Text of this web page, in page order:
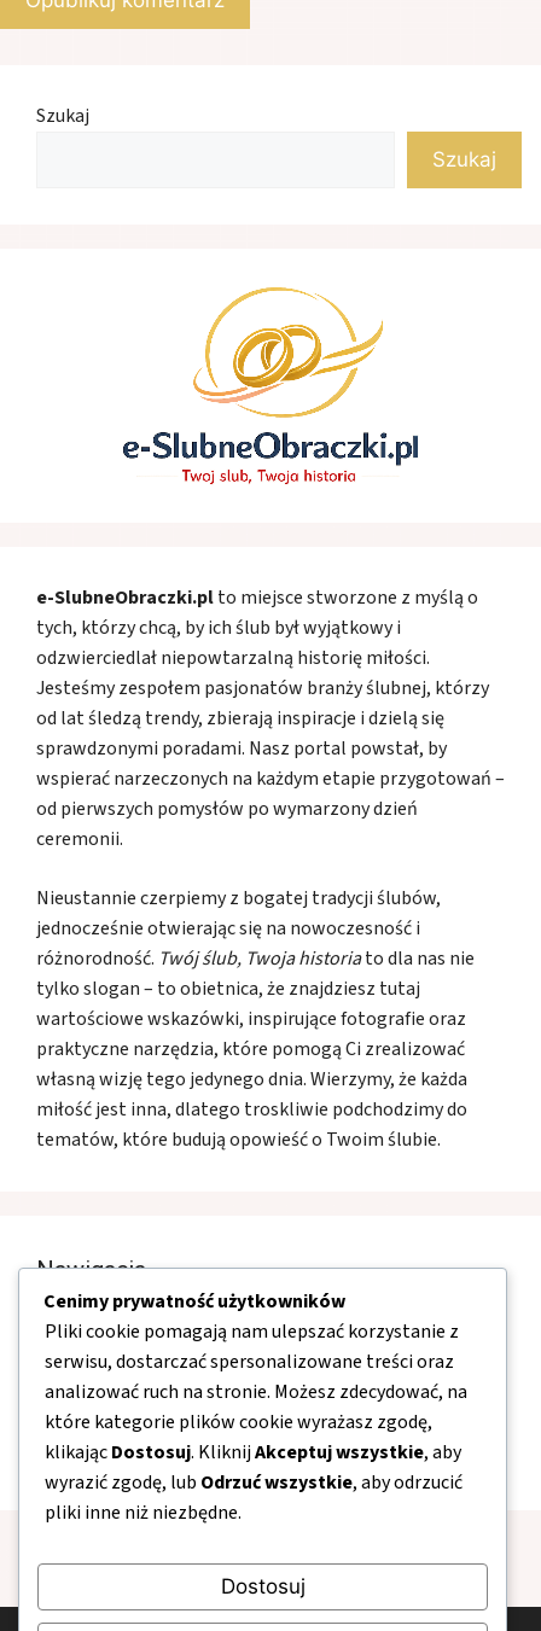
Szukaj
Szukaj
e-SlubneObraczki.plto miejsce stworzone z myślą o
tych, którzy chcą, by ich ślub był wyjątkowy i
odzwierciedlał niepowtarzalną historię miłości.
Jesteśmy zespołem pasjonatów branży ślubnej, którzy
od lat śledzą trendy, zbierają inspiracje i dzielą się
sprawdzonymi poradami. Nasz portal powstał, by
wspierać narzeczonych na każdym etapie przygotowań –
od pierwszych pomysłów po wymarzony dzień
ceremonii.
Nieustannie czerpiemy z bogatej tradycji ślubów,
jednocześnie otwierając się na nowoczesność i
różnorodność. Twój ślub, Twoja historiato dla nas nie
tylko slogan – to obietnica, że znajdziesz tutaj
wartościowe wskazówki, inspirujące fotografie oraz
praktyczne narzędzia, które pomogą Ci zrealizować
własną wizję tego jedynego dnia. Wierzymy, że każda
miłość jest inna, dlatego troskliwie podchodzimy do
tematów, które budują opowieść o Twoim ślubie.
Nawigacja
O nas
Kontakt
Mapa strony
Polityka prywatności
Cenimy prywatność użytkowników
Pliki cookie pomagają nam ulepszać korzystanie z
serwisu, dostarczać spersonalizowane treści oraz
analizować ruch na stronie. Możesz zdecydować, na
które kategorie plików cookie wyrażasz zgodę,
klikającDostosuj. KliknijAkceptuj wszystkie, aby
wyrazić zgodę, lub Odrzuć wszystkie, aby odrzucić
pliki inne niż niezbędne.
Dostosuj